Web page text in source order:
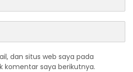
dan situs web saya pada
komentar saya berikutnya.